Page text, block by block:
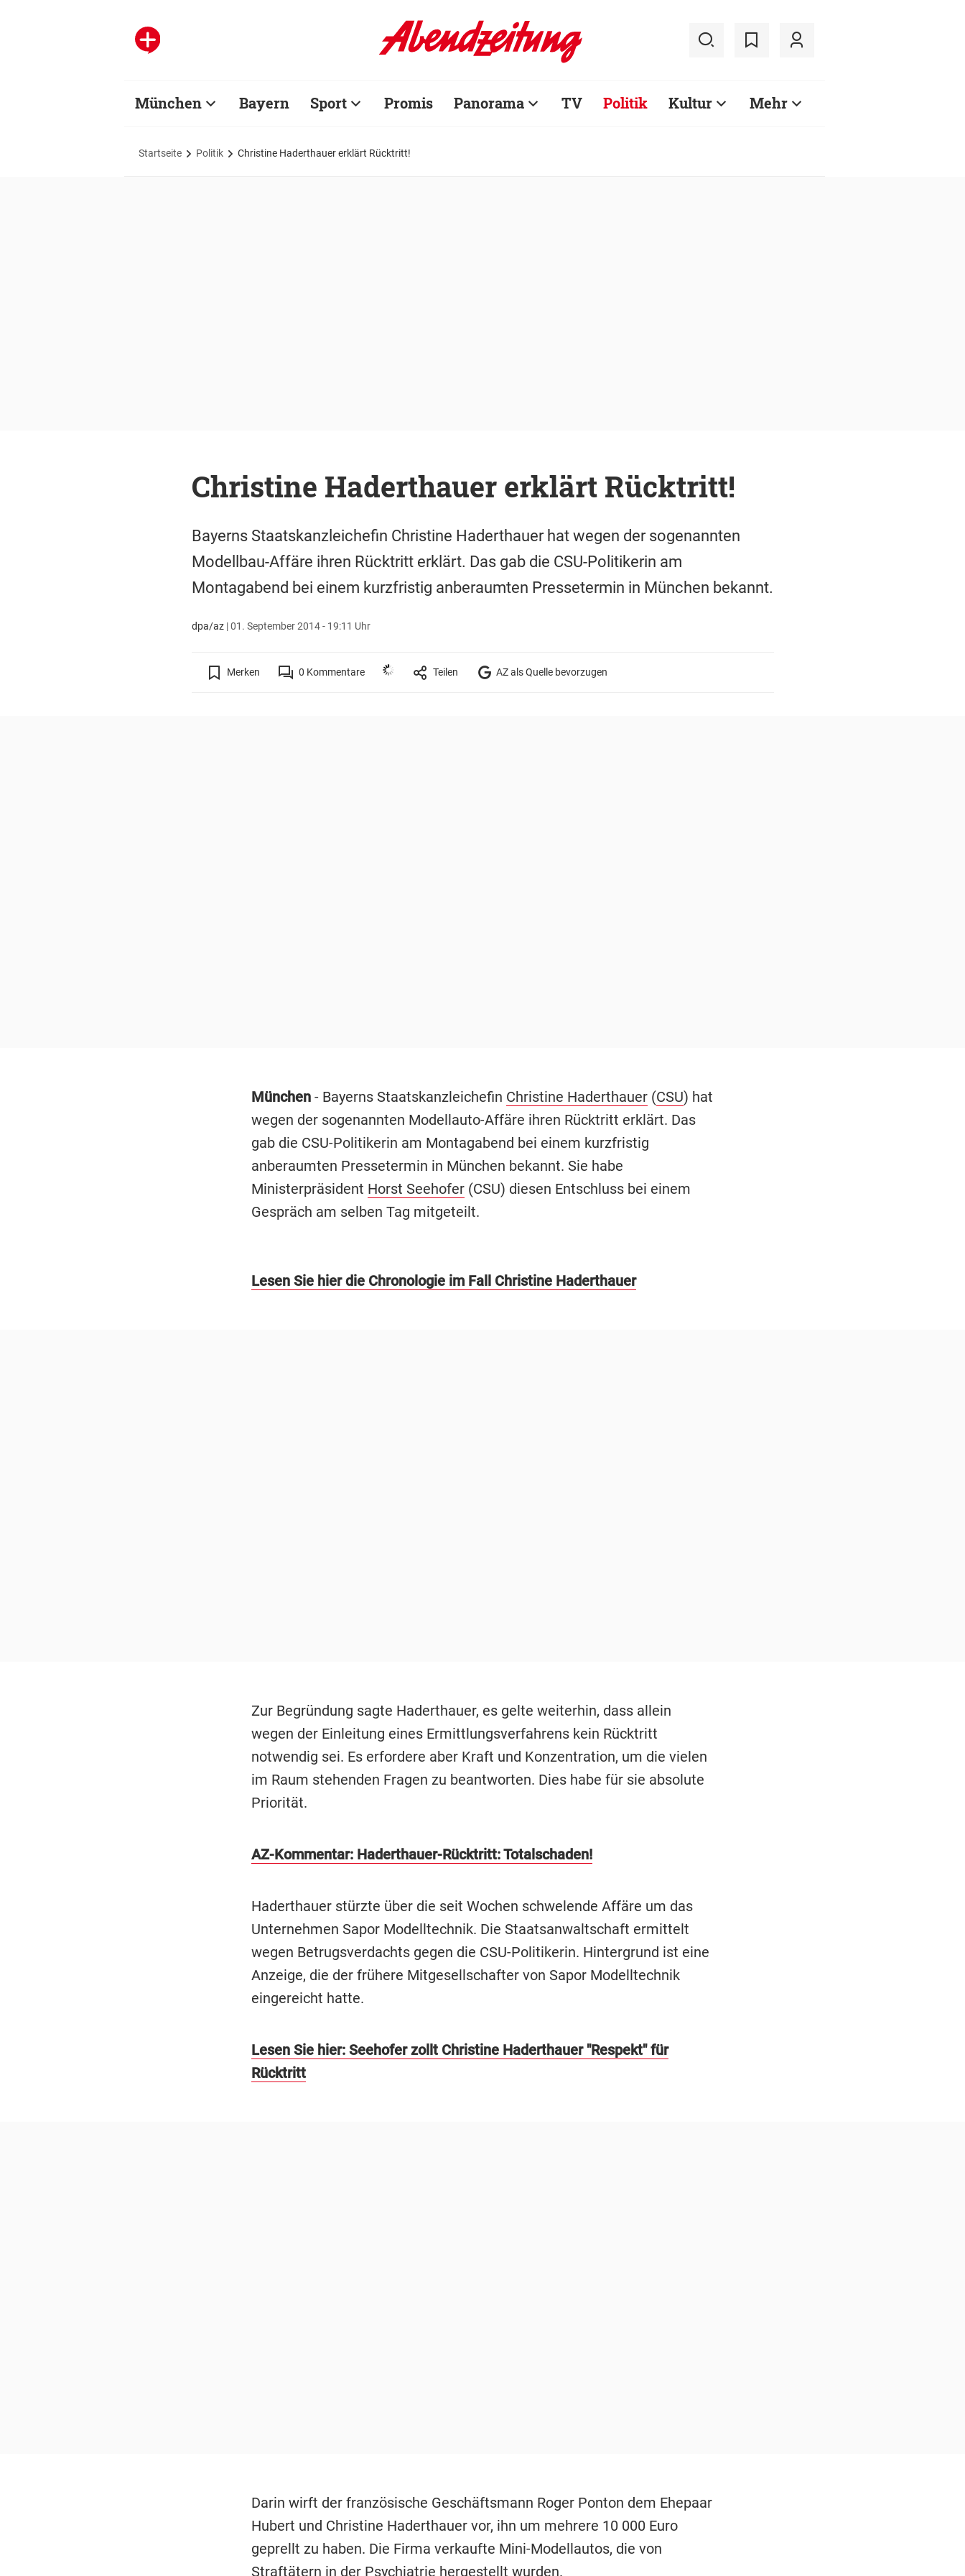
München Bayern Sport Promis Panorama TV Politik Kultur Mehr
Startseite Politik Christine Haderthauer erklärt Rücktritt!
Christine Haderthauer erklärt Rücktritt!
Bayerns Staatskanzleichefin Christine Haderthauer hat wegen der sogenannten
Modellbau-Affäre ihren Rücktritt erklärt. Das gab die CSU-Politikerin am
Montagabend bei einem kurzfristig anberaumten Pressetermin in München bekannt.
dpa/az|01. September 2014 - 19:11 Uhr
Merken 0 Kommentare Teilen AZ als Quelle bevorzugen
München - Bayerns Staatskanzleichefin Christine Haderthauer(CSU) hat
wegen der sogenannten Modellauto-Affäre ihren Rücktritt erklärt. Das
gab die CSU-Politikerin am Montagabend bei einem kurzfristig
anberaumten Pressetermin in München bekannt. Sie habe
Ministerpräsident Horst Seehofer(CSU) diesen Entschluss bei einem
Gespräch am selben Tag mitgeteilt.
Lesen Sie hier die Chronologie im Fall Christine Haderthauer
Zur Begründung sagte Haderthauer, es gelte weiterhin, dass allein
wegen der Einleitung eines Ermittlungsverfahrens kein Rücktritt
notwendig sei. Es erfordere aber Kraft und Konzentration, um die vielen
im Raum stehenden Fragen zu beantworten. Dies habe für sie absolute
Priorität.
AZ-Kommentar: Haderthauer-Rücktritt: Totalschaden!
Haderthauer stürzte über die seit Wochen schwelende Affäre um das
Unternehmen Sapor Modelltechnik. Die Staatsanwaltschaft ermittelt
wegen Betrugsverdachts gegen die CSU-Politikerin. Hintergrund ist eine
Anzeige, die der frühere Mitgesellschafter von Sapor Modelltechnik
eingereicht hatte.
Lesen Sie hier: Seehofer zollt Christine Haderthauer "Respekt" für
Rücktritt
Darin wirft der französische Geschäftsmann Roger Ponton dem Ehepaar
Hubert und Christine Haderthauer vor, ihn um mehrere 10 000 Euro
geprellt zu haben. Die Firma verkaufte Mini-Modellautos, die von
Straftätern in der Psychiatrie hergestellt wurden.